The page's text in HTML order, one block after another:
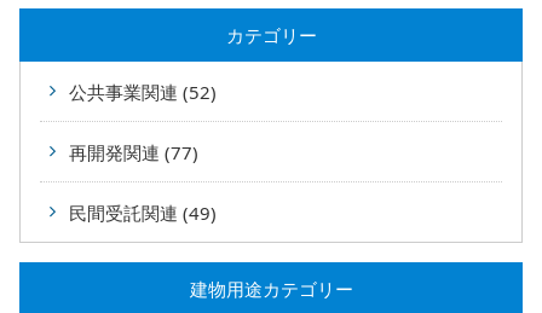
カテゴリー
公共事業関連 (52)
再開発関連 (77)
民間受託関連 (49)
建物用途カテゴリー